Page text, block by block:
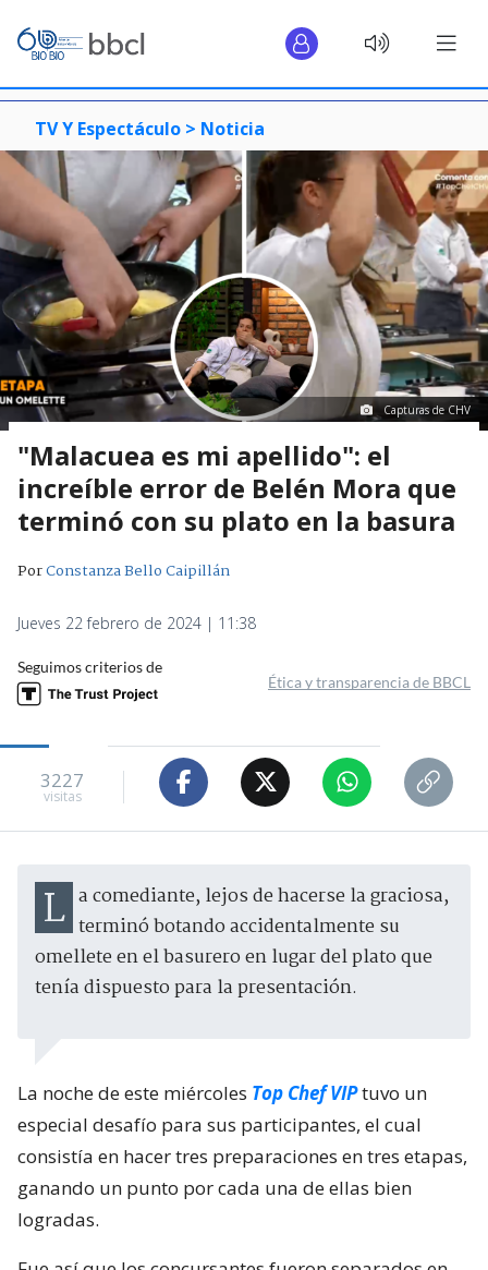
TV Y Espectáculo > Noticia
Capturas de CHV
"Malacuea es mi apellido": el
increíble error de Belén Mora que
terminó con su plato en la basura
PorConstanza Bello Caipillán
Jueves 22 febrero de 2024 | 11:38
Seguimos criterios de
Ética y transparencia de BBCL
3227
visitas
La comediante, lejos de hacerse la graciosa, terminó botando accidentalmente su
omellete en el basurero en lugar del plato que
tenía dispuesto para la presentación.
La noche de este miércoles Top Chef VIPtuvo un
especial desafío para sus participantes, el cual
consistía en hacer tres preparaciones en tres etapas,
ganando un punto por cada una de ellas bien
logradas.